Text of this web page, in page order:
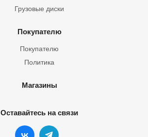
Грузовые диски
Покупателю
Покупателю
Политика
Магазины
Оставайтесь на связи